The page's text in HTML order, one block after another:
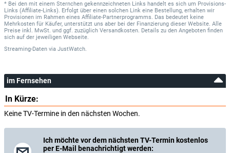
* Bei den mit einem Sternchen gekennzeichneten Links handelt es sich um Provisions-
Links (Affiliate-Links). Erfolgt über einen solchen Link eine Bestellung, erhalten wir
Provisionen im Rahmen eines Affiliate-Partnerprogramms. Das bedeutet keine
Mehrkosten für Käufer, unterstützt uns aber bei der Finanzierung dieser Website. Alle
Preise inkl. MwSt. und ggf. zuzüglich Versandkosten. Details zu den Angeboten finden
sich auf der jeweiligen Webseite.
Streaming-Daten via JustWatch.
im Fernsehen
In Kürze:
Keine TV-Termine in den nächsten Wochen.
Ich möchte vor dem nächsten TV-Termin kostenlos
per E-Mail benachrichtigt werden: